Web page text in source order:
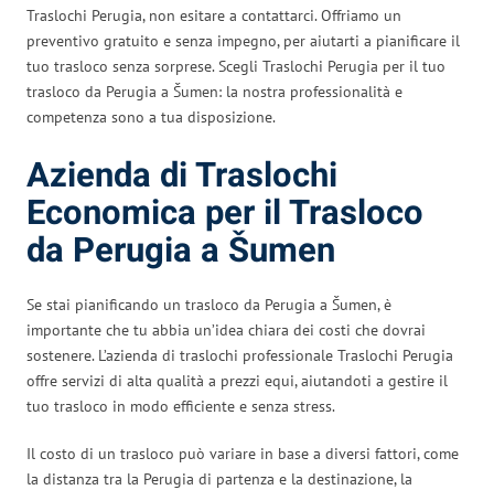
Traslochi Perugia, non esitare a contattarci. Offriamo un
preventivo gratuito e senza impegno, per aiutarti a pianificare il
tuo trasloco senza sorprese. Scegli Traslochi Perugia per il tuo
trasloco da Perugia a Šumen: la nostra professionalità e
competenza sono a tua disposizione.
Azienda di Traslochi
Economica per il Trasloco
da Perugia a Šumen
Se stai pianificando un trasloco da Perugia a Šumen, è
importante che tu abbia un’idea chiara dei costi che dovrai
sostenere. L’azienda di traslochi professionale Traslochi Perugia
offre servizi di alta qualità a prezzi equi, aiutandoti a gestire il
tuo trasloco in modo efficiente e senza stress.
Il costo di un trasloco può variare in base a diversi fattori, come
la distanza tra la Perugia di partenza e la destinazione, la